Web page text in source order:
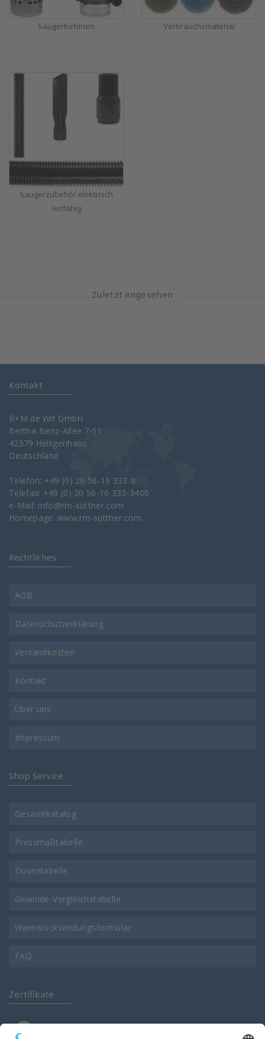
Saugerturbinen Verbrauchsmaterial
Saugerzubehör elektrisch
leitfähig
Zuletzt angesehen
Kontakt
R+M de Wit GmbH
Bertha-Benz-Allee 7-11
42579 Heiligenhaus
Deutschland
Telefon: +49 (0) 20 56-16 333-0
Telefax: +49 (0) 20 56-16 333-3400
e-Mail: info@rm-suttner.com
Homepage:www.rm-suttner.com
Rechtliches
AGB
Datenschutzerklärung
Versandkosten
Kontakt
Über uns
Impressum
Shop Service
Gesamtkatalog
Pressmaßtabelle
Düsentabelle
Gewinde-Vergleichstabelle
Warenrücksendungsformular
FAQ
Zertifikate